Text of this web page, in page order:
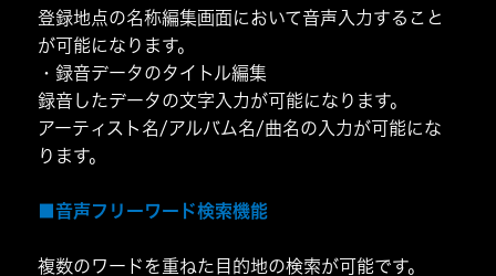
登録地点の名称編集画面において音声入力すること
が可能になります。
・録音データのタイトル編集
録音したデータの文字入力が可能になります。
アーティスト名/アルバム名/曲名の入力が可能にな
ります。
■音声フリーワード検索機能
複数のワードを重ねた目的地の検索が可能です。